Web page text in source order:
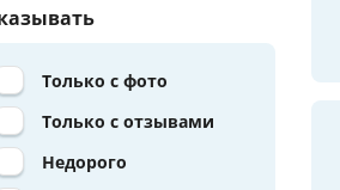
Только с фото
Только с отзывами
Недорого